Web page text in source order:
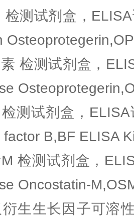
检测试剂盒，
检测试剂盒，
测试剂盒，
B,BF ELISA
检测试剂盒，
Oncostatin-
生生长因子可溶